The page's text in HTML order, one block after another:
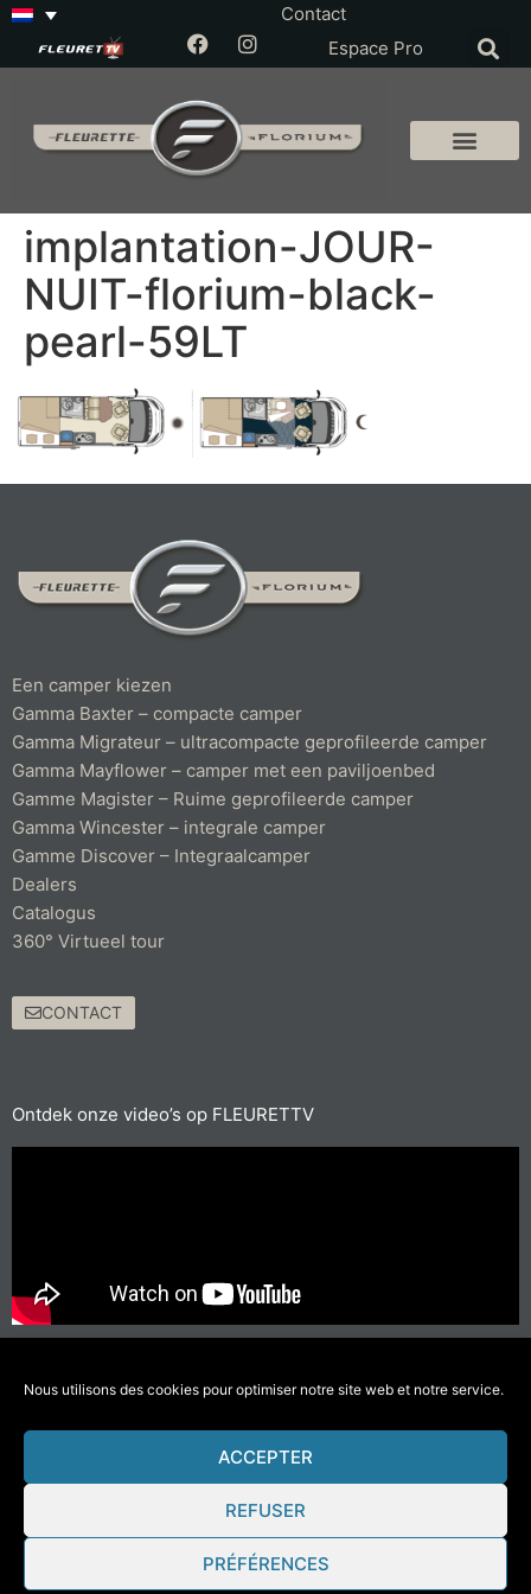
Nous utilisons des cookies pour optimiser notre site web et notre service.
ACCEPTER
REFUSER
PRÉFÉRENCES
Contact
Espace Pro
implantation-JOUR-
NUIT-florium-black-
pearl-59LT
Een camper kiezen
Gamma Baxter – compacte camper
Gamma Migrateur – ultracompacte geprofileerde camper
Gamma Mayflower – camper met een paviljoenbed
Gamme Magister – Ruime geprofileerde camper
Gamma Wincester – integrale camper
Gamme Discover – Integraalcamper
Dealers
Catalogus
360° Virtueel tour
CONTACT
Ontdek onze video’s op FLEURETTV
#doeminderverplaatsingendenkaanhetmilieu